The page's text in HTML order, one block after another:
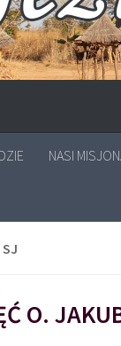
NASI
O.